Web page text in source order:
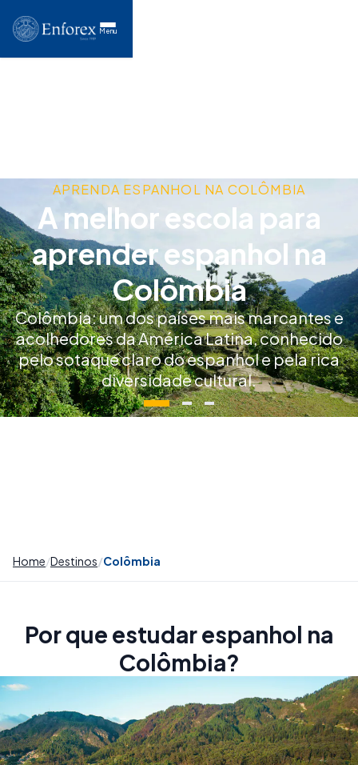
Menu
APRENDA ESPANHOL NA COLÔMBIA
A melhor escola para
aprender espanhol na
Colômbia
Colômbia: um dos países mais marcantes e
acolhedores da América Latina, conhecido
pelo sotaque claro do espanhol e pela rica
diversidade cultural.
Home Destinos Colômbia
Por que estudar espanhol na
Colômbia?